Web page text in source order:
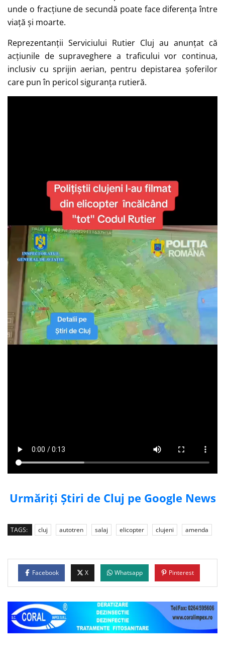
unde o fracțiune de secundă poate face diferența între
viață și moarte.
Reprezentanții Serviciului Rutier Cluj au anunțat că
acțiunile de supraveghere a traficului vor continua,
inclusiv cu sprijin aerian, pentru depistarea șoferilor
care pun în pericol siguranța rutieră.
Urmăriți Știri de Cluj pe Google News
TAGS: cluj autotren salaj elicopter clujeni amenda
Facebook X Whatsapp Pinterest